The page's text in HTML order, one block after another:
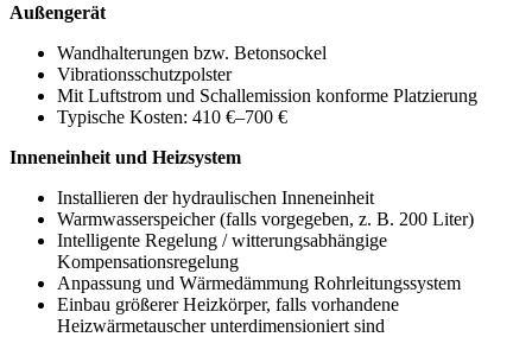
Außengerät
Wandhalterungen bzw. Betonsockel
Vibrationsschutzpolster
Mit Luftstrom und Schallemission konforme Platzierung
Typische Kosten: 410 €–700 €
Inneneinheit und Heizsystem
Installieren der hydraulischen Inneneinheit
Warmwasserspeicher (falls vorgegeben, z. B. 200 Liter)
Intelligente Regelung / witterungsabhängige
Kompensationsregelung
Anpassung und Wärmedämmung Rohrleitungssystem
Einbau größerer Heizkörper, falls vorhandene
Heizwärmetauscher unterdimensioniert sind